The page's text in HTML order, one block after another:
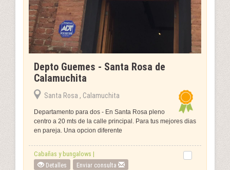
Depto Guemes - Santa Rosa de
Calamuchita
Santa Rosa , Calamuchita
Departamento para dos - En Santa Rosa pleno
centro a 20 mts de la calle principal. Para tus mejores dias
en pareja. Una opcion diferente
Cabañas y bungalows |
Detalles
Enviar consulta